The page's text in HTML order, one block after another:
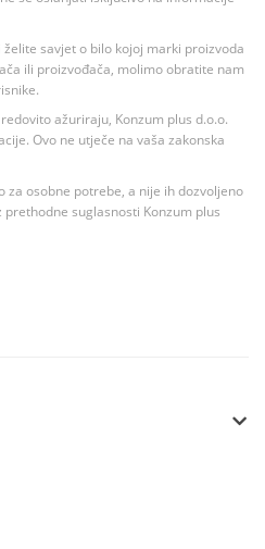
savjet o bilo kojoj marki proizvoda
ili proizvođača, molimo obratite nam
ažuriraju, Konzum plus d.o.o.
Ovo ne utječe na vaša zakonska
za osobne potrebe, a nije ih dozvoljeno
suglasnosti Konzum plus